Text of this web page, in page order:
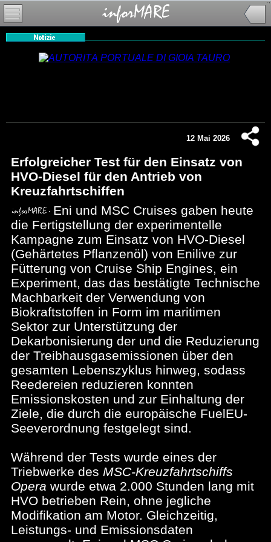
12 Mai 2026
Erfolgreicher Test für den Einsatz von
HVO-Diesel für den Antrieb von
Kreuzfahrtschiffen
Eni und MSC Cruises gaben heute
die Fertigstellung der experimentelle
Kampagne zum Einsatz von HVO-Diesel
(Gehärtetes Pflanzenöl) von Enilive zur
Fütterung von Cruise Ship Engines, ein
Experiment, das das bestätigte Technische
Machbarkeit der Verwendung von
Biokraftstoffen in Form im maritimen
Sektor zur Unterstützung der
Dekarbonisierung der und die Reduzierung
der Treibhausgasemissionen über den
gesamten Lebenszyklus hinweg, sodass
Reedereien reduzieren konnten
Emissionskosten und zur Einhaltung der
Ziele, die durch die europäische FuelEU-
Seeverordnung festgelegt sind.
Während der Tests wurde eines der
Triebwerke des MSC-Kreuzfahrtschiffs
Opera wurde etwa 2.000 Stunden lang mit
HVO betrieben Rein, ohne jegliche
Modifikation am Motor. Gleichzeitig,
Leistungs- und Emissionsdaten